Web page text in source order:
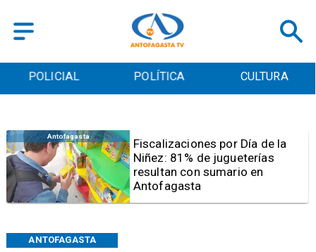
POLICIAL POLÍTICA CULTURA
ANTOFAGASTA
Antofagasta
Tribunal frena opción de pena
mixta para Karen Rojo por ahora